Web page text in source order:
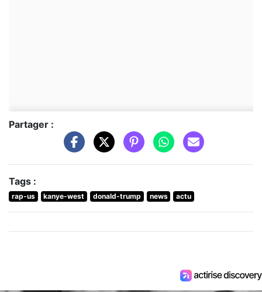
Partager :
Tags :
rap-us kanye-west donald-trump news actu